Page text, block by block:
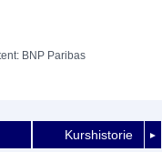
BNP Paribas
►
Kurshistorie